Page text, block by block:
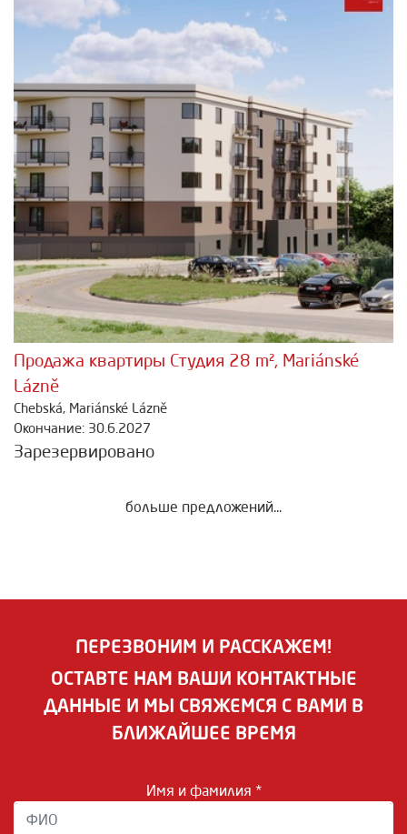
Продажа квартиры Студия 28 m², Mariánské
Lázně
Chebská, Mariánské Lázně
Окончание: 30.6.2027
Зарезервировано
больше предложений...
ПЕРЕЗВОНИМ И РАССКАЖЕМ!
ОСТАВТЕ НАМ ВАШИ КОНТАКТНЫЕ
ДАННЫЕ И МЫ СВЯЖЕМСЯ С ВАМИ В
БЛИЖАЙШЕЕ ВРЕМЯ
Имя и фамилия *